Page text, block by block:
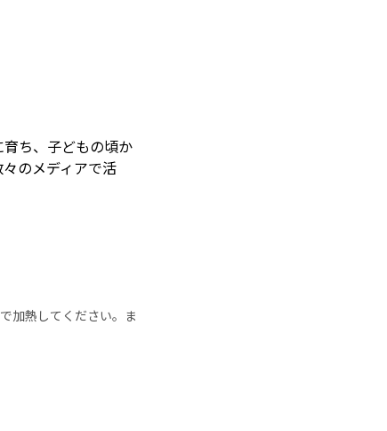
ち、子どもの頃か
のメディアで活
加熱してください。ま